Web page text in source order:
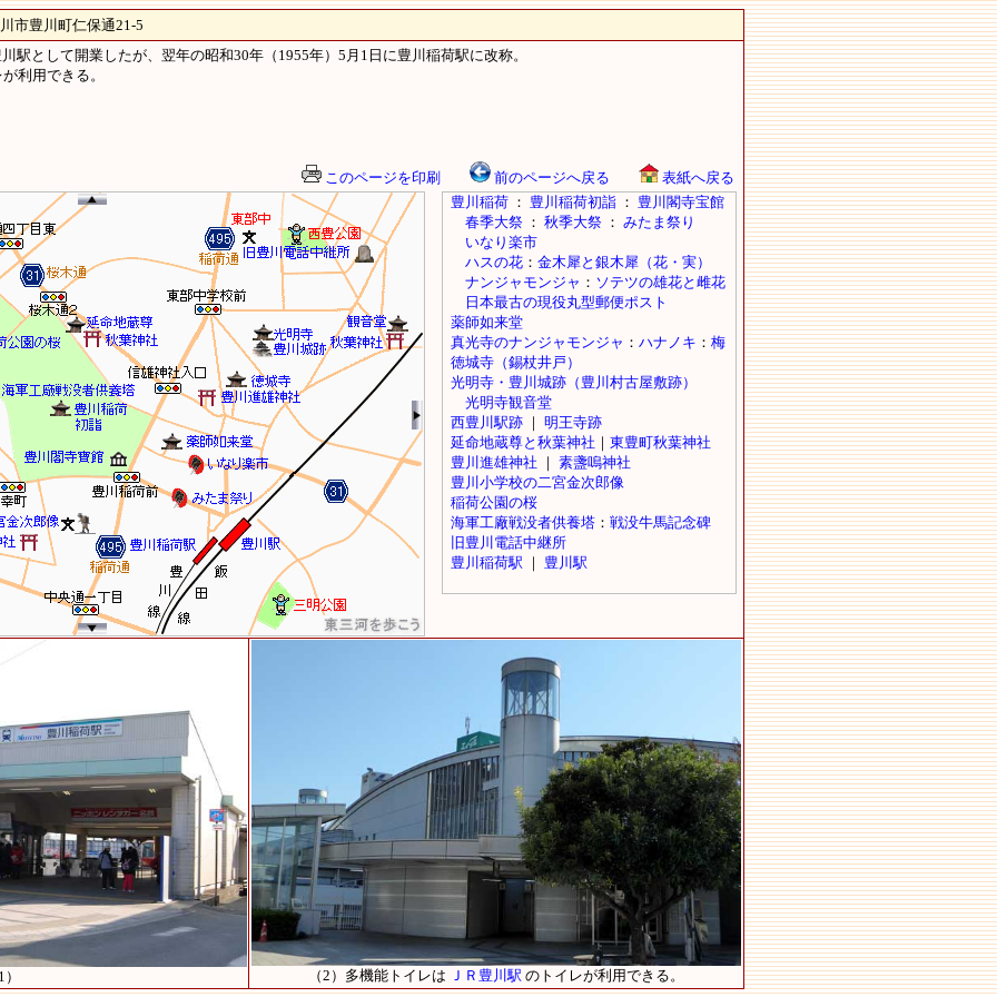
豊川町仁保通21-5
駅として開業したが、翌年の昭和30年（1955年）5月1日に豊川稲荷駅に改称。
利用できる。
このページを印刷 前のページへ戻る 表紙へ戻る
（2）多機能トイレは ＪＲ豊川駅 のトイレが利用できる。